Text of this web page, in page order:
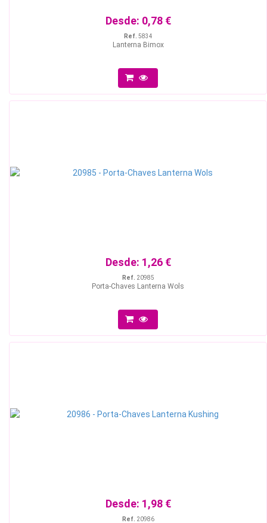
Desde: 0,78 €
Ref. 5834
Lanterna Bimox
Desde: 1,26 €
Ref. 20985
Porta-Chaves Lanterna Wols
Desde: 1,98 €
Ref. 20986